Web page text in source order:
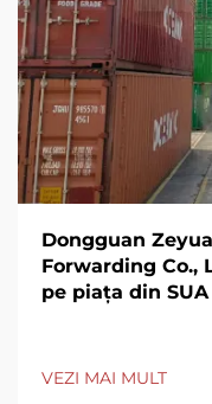
Dongguan
Forwarding Co.,
pe piața din SUA
VEZI MAI MULT